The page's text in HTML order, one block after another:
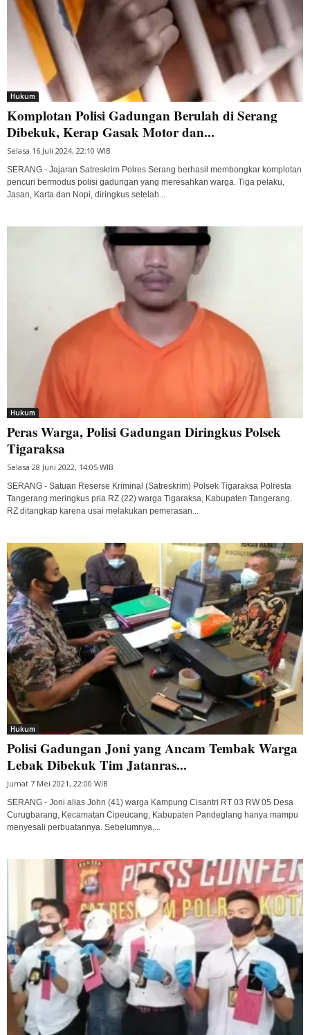
Hukum
Komplotan Polisi Gadungan Berulah di Serang
Dibekuk, Kerap Gasak Motor dan...
Selasa 16 Juli 2024, 22:10 WIB
SERANG - Jajaran Satreskrim Polres Serang berhasil membongkar komplotan
pencuri bermodus polisi gadungan yang meresahkan warga. Tiga pelaku,
Jasan, Karta dan Nopi, diringkus setelah...
Hukum
Peras Warga, Polisi Gadungan Diringkus Polsek
Tigaraksa
Selasa 28 Juni 2022, 14:05 WIB
SERANG - Satuan Reserse Kriminal (Satreskrim) Polsek Tigaraksa Polresta
Tangerang meringkus pria RZ (22) warga Tigaraksa, Kabupaten Tangerang.
RZ ditangkap karena usai melakukan pemerasan...
Hukum
Polisi Gadungan Joni yang Ancam Tembak Warga
Lebak Dibekuk Tim Jatanras...
Jumat 7 Mei 2021, 22:00 WIB
SERANG - Joni alias John (41) warga Kampung Cisantri RT 03 RW 05 Desa
Curugbarang, Kecamatan Cipeucang, Kabupaten Pandeglang hanya mampu
menyesali perbuatannya. Sebelumnya,...